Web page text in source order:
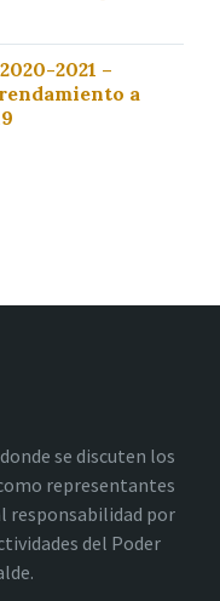
2021 –
a
se discuten los
representantes
responsabilidad por
del Poder